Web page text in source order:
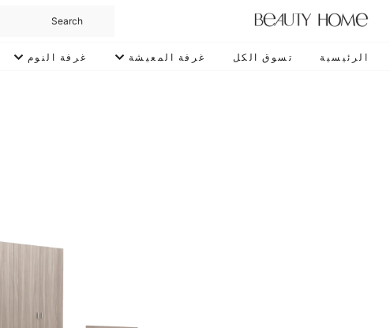
الرئيسية تسوق الكل غرفة المعيشة غرفة النوم